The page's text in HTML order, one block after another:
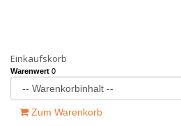
Einkaufskorb
Warenwert 0
Zum Warenkorb